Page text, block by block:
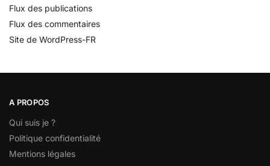
Flux des publications
Flux des commentaires
Site de WordPress-FR
A PROPOS
Qui suis je ?
Politique confidentialité
Mentions légales